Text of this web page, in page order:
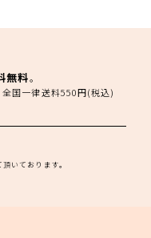
無料。
国一律送料550円(税込)
いております。